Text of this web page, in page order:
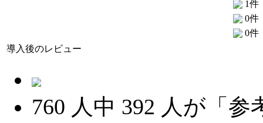
1件
0件
0件
導入後のレビュー
760 人中 392 人が「参